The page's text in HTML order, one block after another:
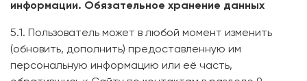
информации. Обязательное хранение данных
5.1. Пользователь может в любой момент изменить
(обновить, дополнить) предоставленную им
персональную информацию или её часть,